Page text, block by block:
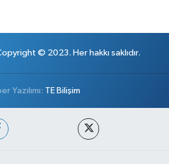
© 2023. Her hakkı saklıdır.
Yazılımı: TE Bilişim